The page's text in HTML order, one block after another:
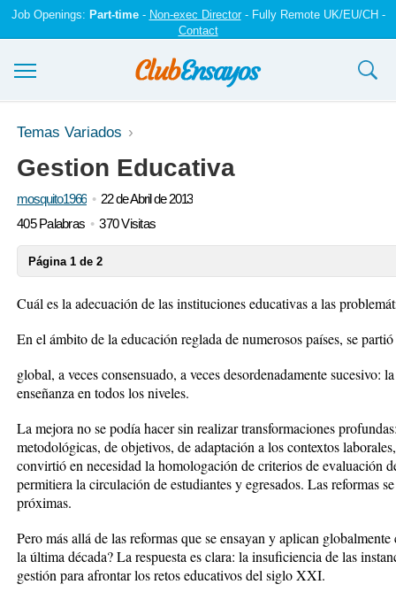
Job Openings: Part-time- Non-exec Director- Fully Remote UK/EU/CH -
Contact
Ensayos y trabajos
Registrarse
Iniciar sesión
Temas Variados
Gestion Educativa
mosquito1966
22 de Abril de 2013
405 Palabras
370 Visitas
Página 1 de 2
Cuál es la adecuación de las instituciones educativas a las
En el ámbito de la educación reglada de numerosos países, se
global, a veces consensuado, a veces desordenadamente sucesivo:
enseñanza en todos los niveles.
La mejora no se podía hacer sin realizar transformaciones
metodológicas, de objetivos, de adaptación a los contextos
convirtió en necesidad la homologación de criterios de evaluación
permitiera la circulación de estudiantes y egresados. Las reformas
próximas.
Pero más allá de las reformas que se ensayan y aplican
la última década? La respuesta es clara: la insuficiencia de las
gestión para afrontar los retos educativos del siglo XXI.